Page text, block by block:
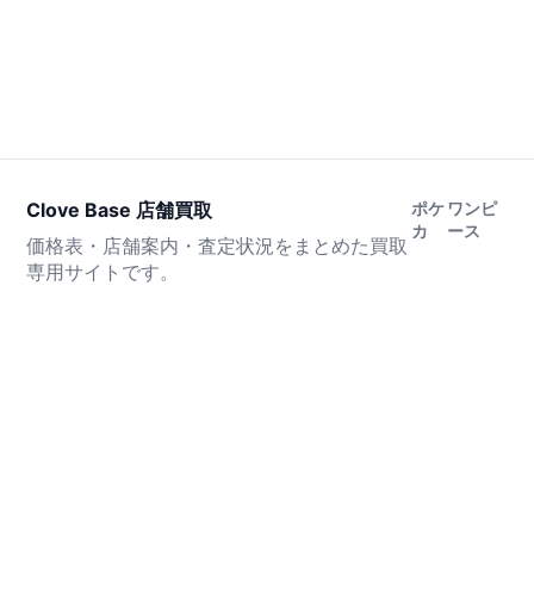
Clove Base 店舗買取
価格表・店舗案内・査定状況をまとめた買取
専用サイトです。
ポケ
カ
ワンピ
ース